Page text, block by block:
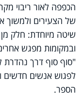
הכפפה לאור ריבוי
של הצעירים ולמשוך
שיטה מיוחדת: חלק מן
ובמקומות מפגש
"סוף סוף דרך נהדרת
לפגוש אנשים חדשים
הספר.